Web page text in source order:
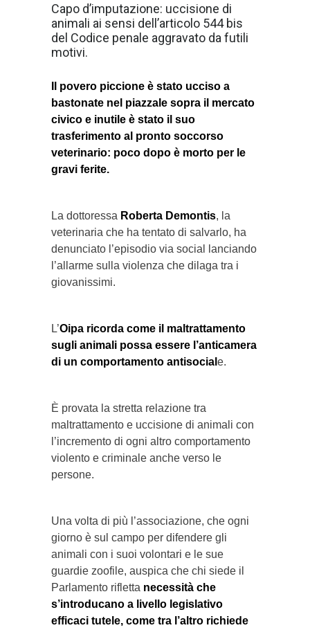
Capo d’imputazione: uccisione di
animali ai sensi dell’articolo 544 bis
del Codice penale aggravato da futili
motivi.
Il povero piccione è stato ucciso a
bastonate nel piazzale sopra il mercato
civico e inutile è stato il suo
trasferimento al pronto soccorso
veterinario: poco dopo è morto per le
gravi ferite.
La dottoressa Roberta Demontis, la
veterinaria che ha tentato di salvarlo, ha
denunciato l’episodio via social lanciando
l’allarme sulla violenza che dilaga tra i
giovanissimi.
L’Oipa ricorda come il maltrattamento
sugli animali possa essere l’anticamera
di un comportamento antisocial e.
È provata la stretta relazione tra
maltrattamento e uccisione di animali con
l’incremento di ogni altro comportamento
violento e criminale anche verso le
persone.
Una volta di più l’associazione, che ogni
giorno è sul campo per difendere gli
animali con i suoi volontari e le sue
guardie zoofile, auspica che chi siede il
Parlamento rifletta necessità che
s’introducano a livello legislativo
efficaci tutele, come tra l’altro richiede